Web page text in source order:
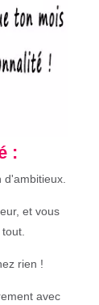
:
d'ambitieux.
et vous
rien !
avec